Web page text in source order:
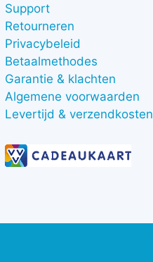
Support
Retourneren
Privacybeleid
Betaalmethodes
Garantie & klachten
Algemene voorwaarden
Levertijd & verzendkosten